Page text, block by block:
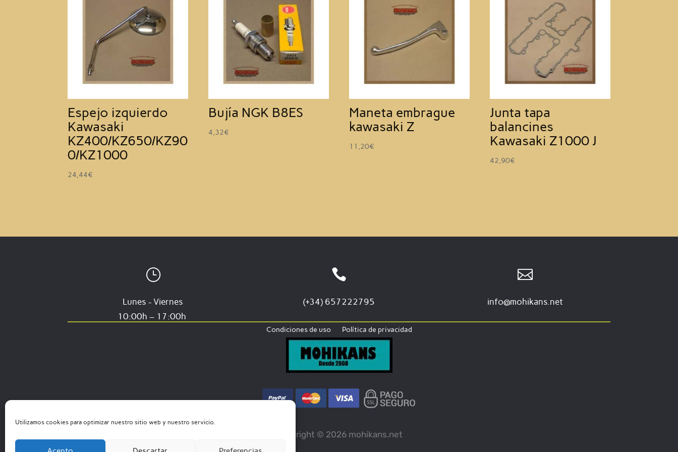
Utilizamos cookies para optimizar nuestro sitio web y nuestro servicio.
Espejo izquierdo
Kawasaki
KZ400/KZ650/KZ90
0/KZ1000
24,44€
Bujía NGK B8ES
4,32€
Maneta embrague
kawasaki Z
11,20€
Junta tapa
balancines
Kawasaki Z1000 J
42,90€
}
Lunes - Viernes
10:00h – 17:00h

(+34) 657222795

info@mohikans.net
Condiciones de uso Política de privacidad
Copyright © 2026 mohikans.net